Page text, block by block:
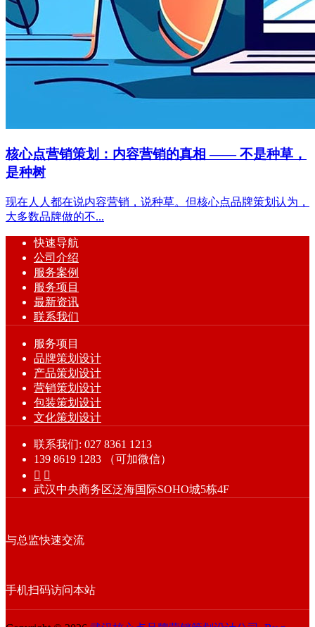
核心点营销策划：内容营销的真相 —— 不是种草，
是种树
现在人人都在说内容营销，说种草。但核心点品牌策划认为，
大多数品牌做的不...
快速导航
公司介绍
服务案例
服务项目
最新资讯
联系我们
服务项目
品牌策划设计
产品策划设计
营销策划设计
包装策划设计
文化策划设计
联系我们: 027 8361 1213
139 8619 1283 （可加微信）
 
武汉中央商务区泛海国际SOHO城5栋4F
与总监快速交流
手机扫码访问本站